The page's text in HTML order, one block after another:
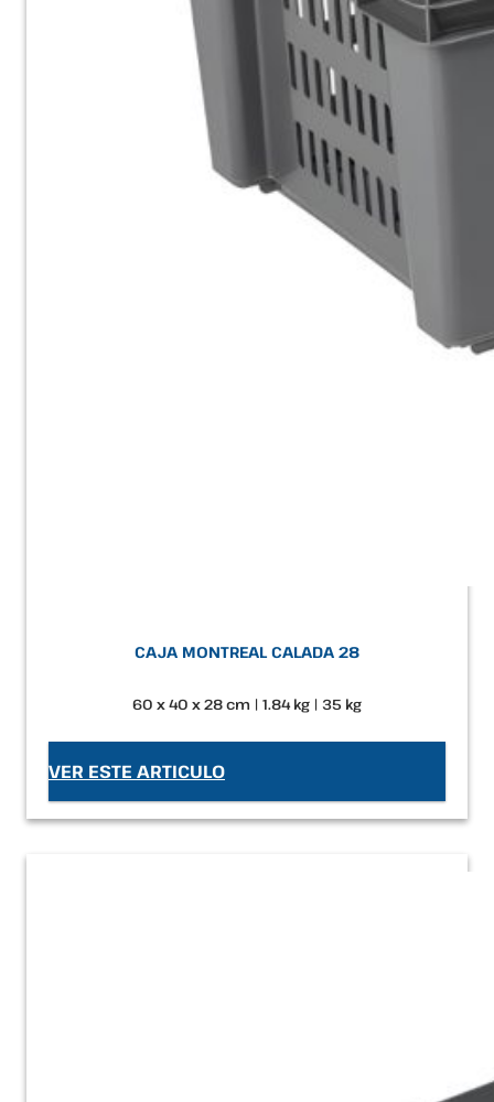
CAJA MONTREAL CALADA 28
60 x 40 x 28 cm | 1.84 kg | 35 kg
VER ESTE ARTICULO